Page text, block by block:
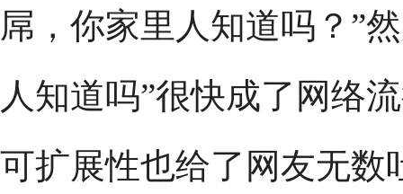
屌，你家里人知道吗？”
人知道吗”很快成了网络
可扩展性也给了网友无数